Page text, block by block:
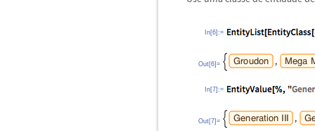
In[6]:=
Out[6]=
In[7]:=
Out[7]=